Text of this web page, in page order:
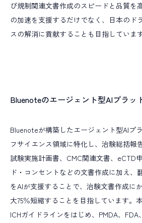
プロジェクトマネジメント
薬事コン
事業開発
び規制関連文書作成のスピードと品質を
の加速を支援するだけでなく、日本のド
スの解消に貢献することも目指しています
Bluenoteのエージェント型AIプラッ
Bluenoteが構築したエージェント型AIプ
フサイエンス領域に特化し、治験総括報
試験実施計画書、CMC関連文書、eCTD
ド・コンセントなどの文書作成に加え、
をAIが支援することで、治験文書作成に
大75％短縮することを目指しています。
ICHガイドラインをはじめ、PMDA、